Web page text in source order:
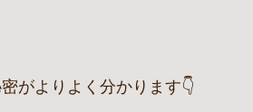
がよりよく分かります👇